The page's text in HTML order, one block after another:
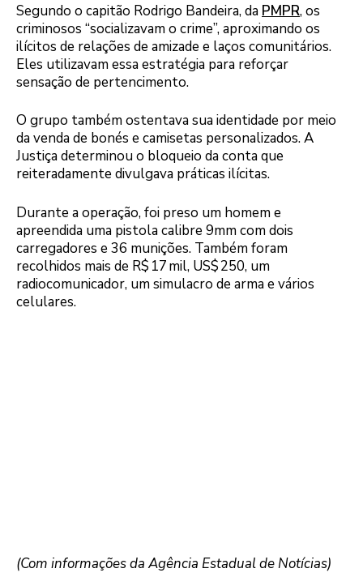
Segundo o capitão Rodrigo Bandeira, da PMPR, os
criminosos “socializavam o crime”, aproximando os
ilícitos de relações de amizade e laços comunitários.
Eles utilizavam essa estratégia para reforçar
sensação de pertencimento.
O grupo também ostentava sua identidade por meio
da venda de bonés e camisetas personalizados. A
Justiça determinou o bloqueio da conta que
reiteradamente divulgava práticas ilícitas.
Durante a operação, foi preso um homem e
apreendida uma pistola calibre 9mm com dois
carregadores e 36 munições. Também foram
recolhidos mais de R$ 17 mil, US$ 250, um
radiocomunicador, um simulacro de arma e vários
celulares.
(Com informações da Agência Estadual de Notícias)